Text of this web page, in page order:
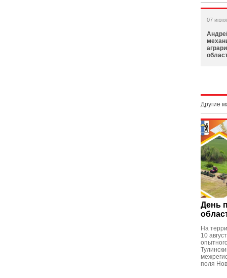
07
Другие
День
На
10
поля